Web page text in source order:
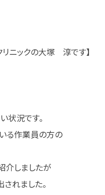
ニックの大塚 淳です】
状況です。
る作業員の方の
介しましたが
れました。